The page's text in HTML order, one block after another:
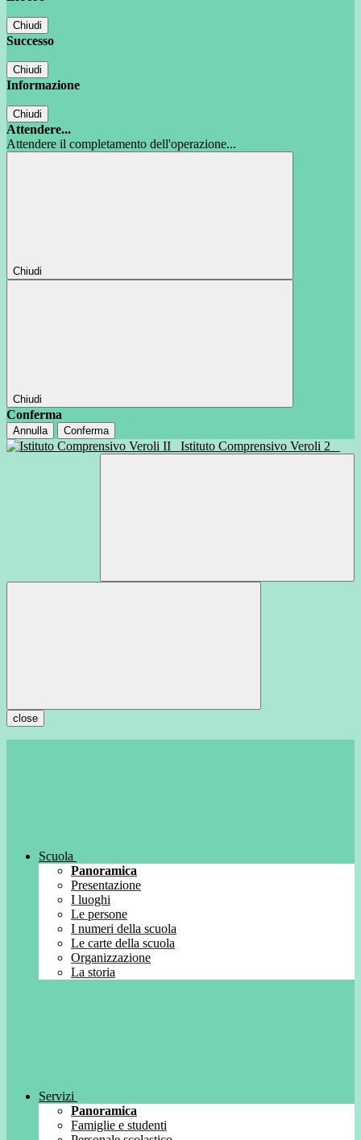
Chiudi
Successo
Chiudi
Informazione
Chiudi
Attendere...
Attendere il completamento dell'operazione...
Chiudi
Chiudi
Conferma
Annulla Conferma
Istituto Comprensivo Veroli 2
close
Scuola
Panoramica
Presentazione
I luoghi
Le persone
I numeri della scuola
Le carte della scuola
Organizzazione
La storia
Servizi
Panoramica
Famiglie e studenti